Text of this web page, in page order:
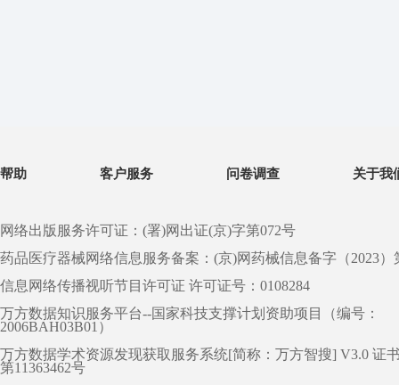
帮助 客户服务 问卷调查 关于我
网络出版服务许可证：(署)网出证(京)字第072号
药品医疗器械网络信息服务备案：(京)网药械信息备字（2023）
信息网络传播视听节目许可证 许可证号：0108284
万方数据知识服务平台--国家科技支撑计划资助项目（编号：
2006BAH03B01）
万方数据学术资源发现获取服务系统[简称：万方智搜] V3.0 证
第11363462号